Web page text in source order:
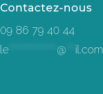
Contactez-nous
09 86 79 40 44
le**************** @ il.com